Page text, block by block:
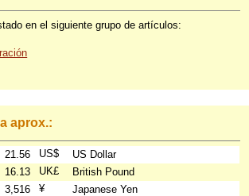
en el siguiente grupo de artículos:
aprox.:
21.56 US$
US Dollar
16.13
UK£
British Pound
3,516
¥
Japanese Yen